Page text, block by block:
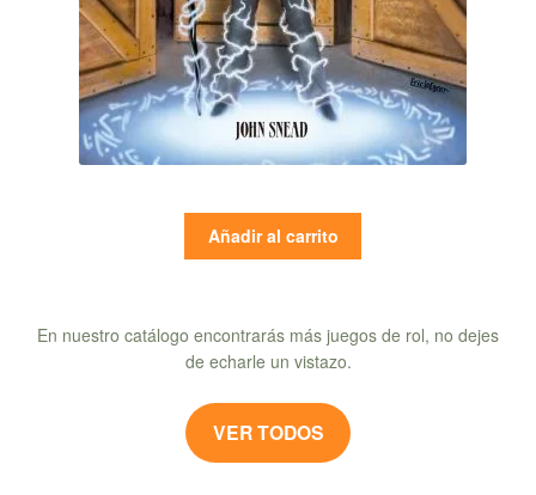
Añadir al carrito
En nuestro catálogo encontrarás más juegos de rol, no dejes
de echarle un vistazo.
VER TODOS